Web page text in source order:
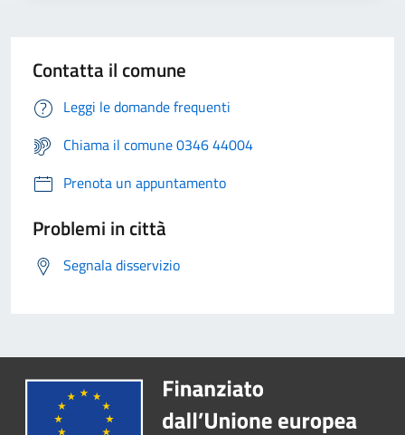
Contatta il comune
Leggi le domande frequenti
Chiama il comune 0346 44004
Prenota un appuntamento
Problemi in città
Segnala disservizio